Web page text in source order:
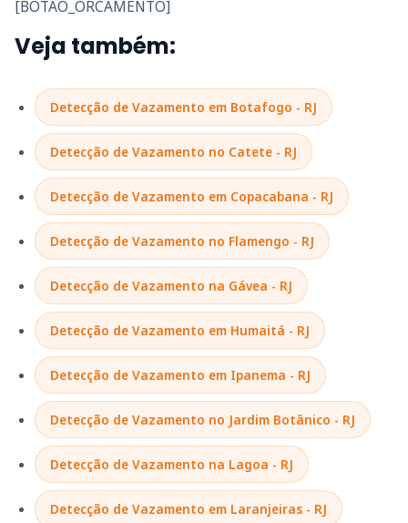
[BOTAO_ORCAMENTO]
Veja também:
Detecção de Vazamento em Botafogo - RJ
Detecção de Vazamento no Catete - RJ
Detecção de Vazamento em Copacabana - RJ
Detecção de Vazamento no Flamengo - RJ
Detecção de Vazamento na Gávea - RJ
Detecção de Vazamento em Humaitá - RJ
Detecção de Vazamento em Ipanema - RJ
Detecção de Vazamento no Jardim Botânico - RJ
Detecção de Vazamento na Lagoa - RJ
Detecção de Vazamento em Laranjeiras - RJ